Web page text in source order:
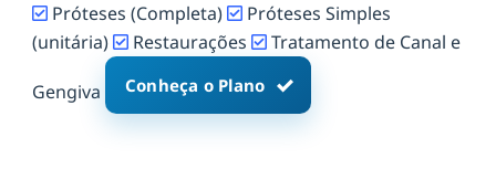
Próteses (Completa)
Próteses Simples
(unitária)
Restaurações Tratamento de Canal e
Gengiva Conheça o Plano